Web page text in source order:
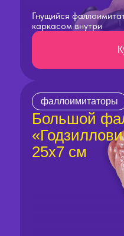
Гнущийся
каркасом внутри
фаллоимитаторы
Большой
25х7 см